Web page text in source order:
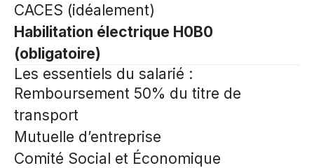
CACES (idéalement)
Habilitation électrique H0B0
(obligatoire)
Les essentiels du salarié :
Remboursement 50% du titre de
transport
Mutuelle d’entreprise
Comité Social et Économique